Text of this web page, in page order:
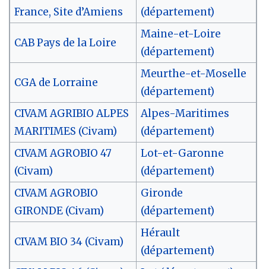
France, Site d’Amiens
(département)
CAB Pays de la Loire
Maine-et-Loire
(département)
CGA de Lorraine
Meurthe-et-Moselle
(département)
CIVAM AGRIBIO ALPES
MARITIMES (Civam)
Alpes-Maritimes
(département)
CIVAM AGROBIO 47
(Civam)
Lot-et-Garonne
(département)
CIVAM AGROBIO
GIRONDE (Civam)
Gironde
(département)
CIVAM BIO 34 (Civam)
Hérault
(département)